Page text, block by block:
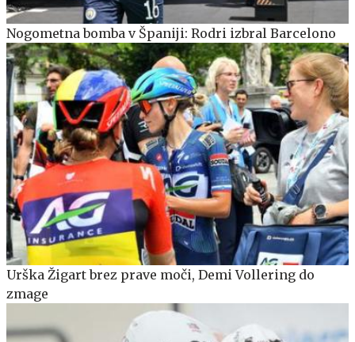
Nogometna bomba v Španiji: Rodri izbral Barcelono
Urška Žigart brez prave moči, Demi Vollering do
zmage